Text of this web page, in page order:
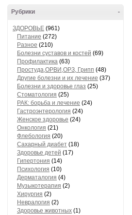
-
Рубрики
ЗДОРОВЬЕ (961)
Питание (272)
Разное (210)
Болезни суставов и костей (69)
Профилактика (63)
Простуда,ОРВИ,ОРЗ, Грипп (48)
Другие болезни и их лечение (37)
Болезни и здоровье глаз (25)
Стоматология (25)
РАК: борьба и лечение (24)
Гастроэнтерология (24)
Женское здоровье (24)
Онкология (21)
Флебология (20)
Сахарный диабет (18)
Здоровье детей (17)
Гипертония (14)
Психология (10)
Дерматалогия (4)
Музыкотерапия (2)
Хирургия (2)
Невралогия (2)
Здоровье животных (1)